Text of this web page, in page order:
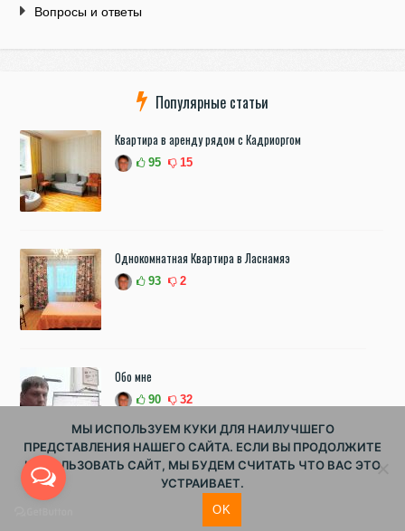
Вопросы и ответы
Популярные статьи
Квартира в аренду рядом с Кадриоргом
95 15
Однокомнатная Квартира в Ласнамяэ
93 2
Обо мне
90 32
Как купить жилье в Таллинне, если мало денег?
МЫ ИСПОЛЬЗУЕМ КУКИ ДЛЯ НАИЛУЧШЕГО
ПРЕДСТАВЛЕНИЯ НАШЕГО САЙТА. ЕСЛИ ВЫ ПРОДОЛЖИТЕ
ИСПОЛЬЗОВАТЬ САЙТ, МЫ БУДЕМ СЧИТАТЬ ЧТО ВАС ЭТО
УСТРАИВАЕТ.
OK